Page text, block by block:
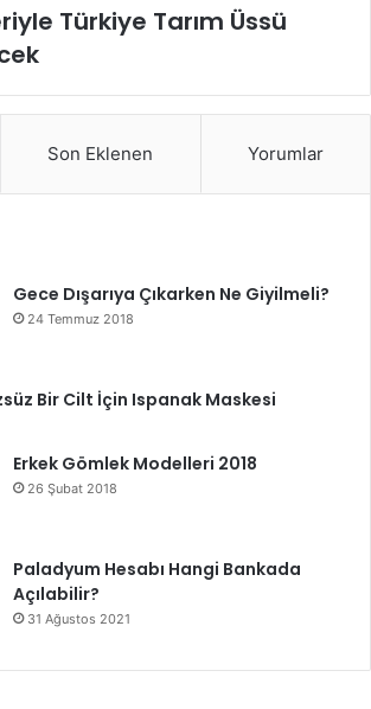
Türkiye Tarım Üssü
Son Eklenen Yorumlar
Gece Dışarıya Çıkarken Ne Giyilmeli?
24 Temmuz 2018
Bir Cilt İçin Ispanak Maskesi
Erkek Gömlek Modelleri 2018
26 Şubat 2018
Paladyum Hesabı Hangi Bankada
Açılabilir?
31 Ağustos 2021